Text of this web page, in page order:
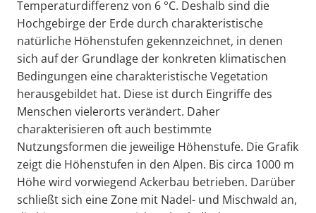
Temperaturdifferenz von 6 °C. Deshalb sind die
Hochgebirge der Erde durch charakteristische
natürliche Höhenstufen gekennzeichnet, in denen
sich auf der Grundlage der konkreten klimatischen
Bedingungen eine charakteristische Vegetation
herausgebildet hat. Diese ist durch Eingriffe des
Menschen vielerorts verändert. Daher
charakterisieren oft auch bestimmte
Nutzungsformen die jeweilige Höhenstufe. Die Grafik
zeigt die Höhenstufen in den Alpen. Bis circa 1000 m
Höhe wird vorwiegend Ackerbau betrieben. Darüber
schließt sich eine Zone mit Nadel- und Mischwald an,